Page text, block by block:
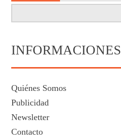
INFORMACIONES
Quiénes Somos
Publicidad
Newsletter
Contacto